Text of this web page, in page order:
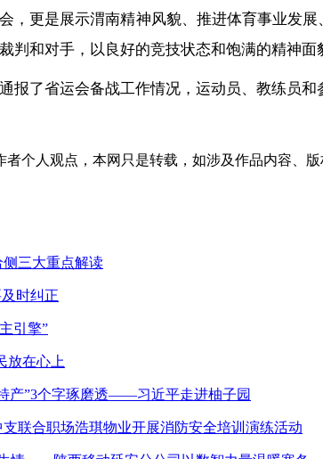
，更是展示渭南精神风貌、推进体育事业发
判和对手，以良好的竞技状态和饱满的精神
报了省运会备战工作情况，运动员、教练员
者个人观点，本网只是转载，如涉及作品内容、版
侧三大重点解读
时纠正
引擎”
放在心上
产”3个字琢磨透——习近平走进柚子园
联合职场浩琪物业开展消防安全培训演练活动